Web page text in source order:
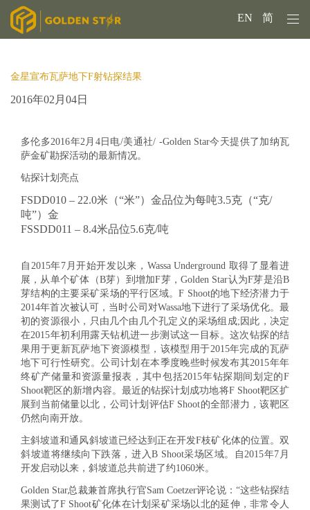
EN 简
金星宣布瓦萨地下F射钻探结果
2016年02月04日
多伦多2016年2月4日电/美通社/ -Golden Star今天提供了加纳瓦
萨金矿勘探活动的最新情况。
钻探计划亮点
FSDD010 – 22.0米（“米”）金品位为每吨3.5克（“克/
吨”）金
FSSDD011 – 8.4米品位5.6克/吨
自2015年7月开始开发以来，Wassa Underground 取得了显着进
展，从单个矿体（B芽）到增加F芽，Golden Star认为F芽是沿B
芽结构的主要采矿采场的平行区域。F Shoot的地下经济潜力于
2014年首次被认可，当时公司对Wassa地下进行了采场优化。最
初的资源很小，只由几个由几个孔定义的采场组成;因此，决定
在2015年初利用露天钻机进一步测试这一目标。这次钻探的结
果用于更新瓦萨地下资源模型，该模型用于2015年完成的瓦萨
地下可行性研究。公司计划在本季度晚些时候发布其2015年年
终矿产储量和资源量报表，其中包括2015年钻探期间划定的F
Shoot靶区的新增内容。最近的钻探计划成功地将F Shoot靶区扩
展到当前储量以北，公司计划评估F Shoot的全部潜力，该靶区
仍然向南开放。
主斜坡道和通风斜坡道已经达到正在开发F枝矿化体的位置。双
斜坡道将继续向下跌落，进入B Shoot采场区域。自2015年7月
开发启动以来，斜坡道总共前进了约1060米。
Golden Star总裁兼首席执行官Sam Coetzer评论说：“这些钻探结
果测试了F Shoot矿化体在计划采矿采场以北的延伸，非常令人